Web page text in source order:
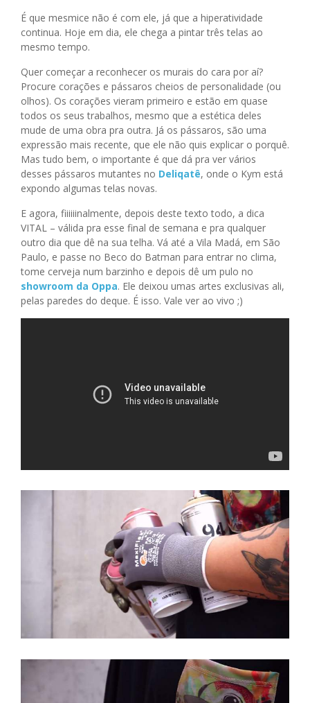
É que mesmice não é com ele, já que a hiperatividade
continua. Hoje em dia, ele chega a pintar três telas ao
mesmo tempo.
Quer começar a reconhecer os murais do cara por aí?
Procure corações e pássaros cheios de personalidade (ou
olhos). Os corações vieram primeiro e estão em quase
todos os seus trabalhos, mesmo que a estética deles
mude de uma obra pra outra. Já os pássaros, são uma
expressão mais recente, que ele não quis explicar o porquê.
Mas tudo bem, o importante é que dá pra ver vários
desses pássaros mutantes no Deliqatê, onde o Kym está
expondo algumas telas novas.
E agora, fiiiiiinalmente, depois deste texto todo, a dica
VITAL – válida pra esse final de semana e pra qualquer
outro dia que dê na sua telha. Vá até a Vila Madá, em São
Paulo, e passe no Beco do Batman para entrar no clima,
tome cerveja num barzinho e depois dê um pulo no
showroom da Oppa. Ele deixou umas artes exclusivas ali,
pelas paredes do deque. É isso. Vale ver ao vivo ;)